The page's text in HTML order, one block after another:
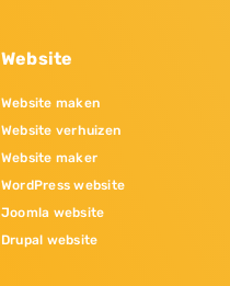
Website
Website maken
Website verhuizen
Website maker
WordPress website
Joomla website
Drupal website